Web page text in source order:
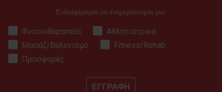
Ενδιαφέρομαι να ενημερώνομαι για:
Φυσικοθεραπεία
Αθλητιατρικά
Μασάζ/Βελονισμό
Fitness/Rehab
Προσφορές
ΕΓΓΡΑΦΗ